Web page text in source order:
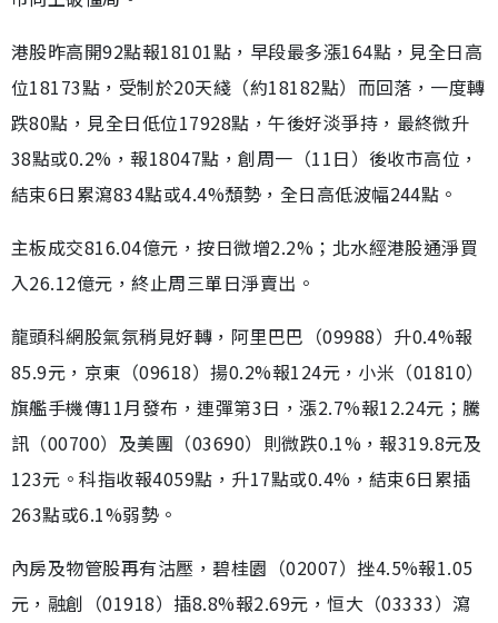
港股昨高開92點報18101點，早段最多漲164點，見全日高
位18173點，受制於20天綫（約18182點）而回落，一度轉
跌80點，見全日低位17928點，午後好淡爭持，最終微升
38點或0.2%，報18047點，創周一（11日）後收市高位，
結束6日累瀉834點或4.4%頹勢，全日高低波幅244點。
主板成交816.04億元，按日微增2.2%；北水經港股通淨買
入26.12億元，終止周三單日淨賣出。
龍頭科網股氣氛稍見好轉，阿里巴巴（09988）升0.4%報
85.9元，京東（09618）揚0.2%報124元，小米（01810）
旗艦手機傳11月發布，連彈第3日，漲2.7%報12.24元；騰
訊（00700）及美團（03690）則微跌0.1%，報319.8元及
123元。科指收報4059點，升17點或0.4%，結束6日累插
263點或6.1%弱勢。
內房及物管股再有沽壓，碧桂園（02007）挫4.5%報1.05
元，融創（01918）插8.8%報2.69元，恒大（03333）瀉